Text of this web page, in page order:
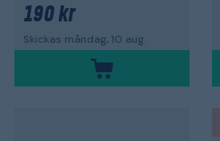
190 kr
Skickas måndag, 10 aug.